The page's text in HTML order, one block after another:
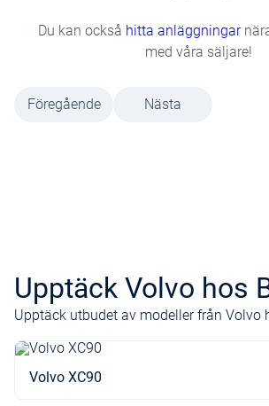
Du kan också hitta anläggningar
med våra säljare!
Föregående Nästa
Upptäck Volvo hos
Upptäck utbudet av modeller från Volvo
Volvo XC90